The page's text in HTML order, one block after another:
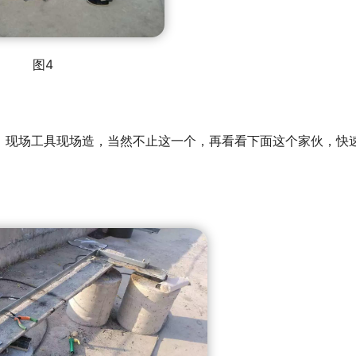
图4
场工具现场造，当然不止这一个，再看看下面这个家伙，快